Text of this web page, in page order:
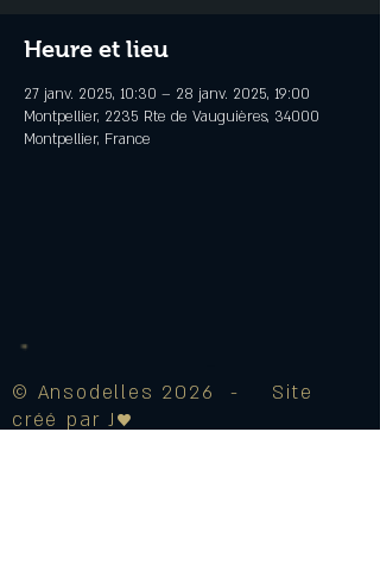
Heure et lieu
27 janv. 2025, 10:30 – 28 janv. 2025, 19:00
Montpellier, 2235 Rte de Vauguières, 34000
Montpellier, France
© Ansodelles 2026 - Site
créé par J♥